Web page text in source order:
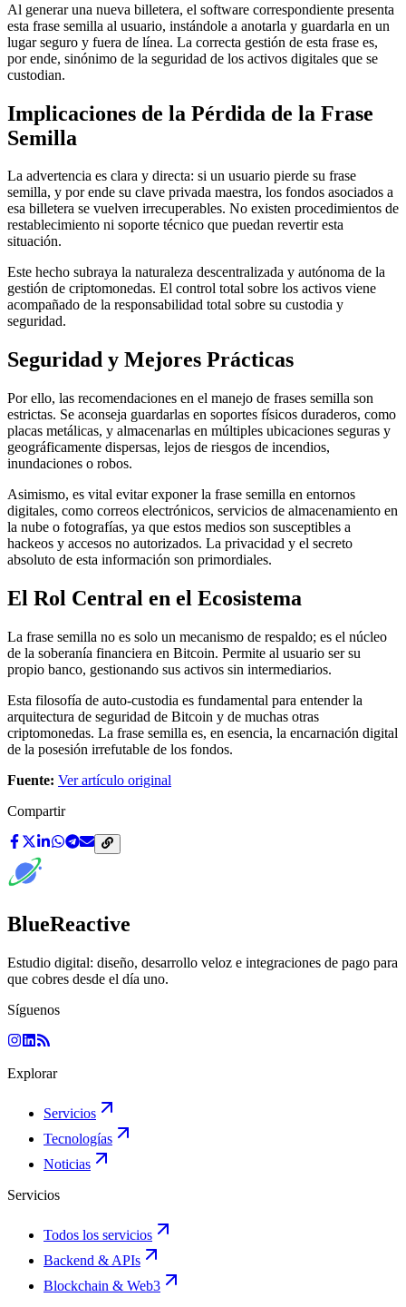
Al generar una nueva billetera, el software correspondiente presenta
esta frase semilla al usuario, instándole a anotarla y guardarla en un
lugar seguro y fuera de línea. La correcta gestión de esta frase es,
por ende, sinónimo de la seguridad de los activos digitales que se
custodian.
Implicaciones de la Pérdida de la Frase
Semilla
La advertencia es clara y directa: si un usuario pierde su frase
semilla, y por ende su clave privada maestra, los fondos asociados a
esa billetera se vuelven irrecuperables. No existen procedimientos de
restablecimiento ni soporte técnico que puedan revertir esta
situación.
Este hecho subraya la naturaleza descentralizada y autónoma de la
gestión de criptomonedas. El control total sobre los activos viene
acompañado de la responsabilidad total sobre su custodia y
seguridad.
Seguridad y Mejores Prácticas
Por ello, las recomendaciones en el manejo de frases semilla son
estrictas. Se aconseja guardarlas en soportes físicos duraderos, como
placas metálicas, y almacenarlas en múltiples ubicaciones seguras y
geográficamente dispersas, lejos de riesgos de incendios,
inundaciones o robos.
Asimismo, es vital evitar exponer la frase semilla en entornos
digitales, como correos electrónicos, servicios de almacenamiento en
la nube o fotografías, ya que estos medios son susceptibles a
hackeos y accesos no autorizados. La privacidad y el secreto
absoluto de esta información son primordiales.
El Rol Central en el Ecosistema
La frase semilla no es solo un mecanismo de respaldo; es el núcleo
de la soberanía financiera en Bitcoin. Permite al usuario ser su
propio banco, gestionando sus activos sin intermediarios.
Esta filosofía de auto-custodia es fundamental para entender la
arquitectura de seguridad de Bitcoin y de muchas otras
criptomonedas. La frase semilla es, en esencia, la encarnación digital
de la posesión irrefutable de los fondos.
Fuente: Ver artículo original
Compartir
BlueReactive
Estudio digital: diseño, desarrollo veloz e integraciones de pago para
que cobres desde el día uno.
Síguenos
Explorar
Servicios
Tecnologías
Noticias
Servicios
Todos los servicios
Backend & APIs
Blockchain & Web3